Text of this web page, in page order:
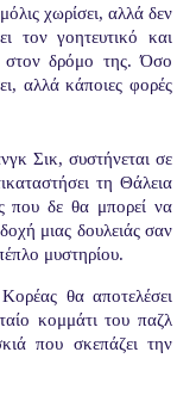
χωρίσει, αλλά δεν
τον γοητευτικό και
στον δρόμο της. Όσο
αλλά κάποιες φορές
Σικ, συστήνεται σε
τη Θάλεια
που δε θα μπορεί να
μιας δουλειάς σαν
μυστηρίου.
θα αποτελέσει
κομμάτι του παζλ
που σκεπάζει την